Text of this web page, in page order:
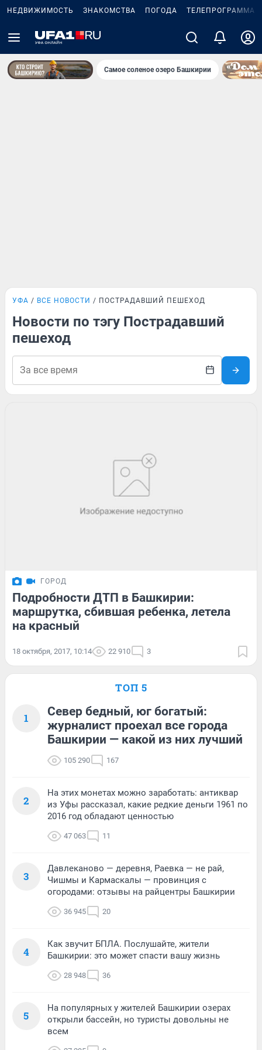
НЕДВИЖИМОСТЬ ЗНАКОМСТВА ПОГОДА ТЕЛЕПРОГРАММА
Самое соленое озеро Башкирии
УФА ВСЕ НОВОСТИ ПОСТРАДАВШИЙ ПЕШЕХОД
Новости по тэгу Пострадавший
пешеход
ГОРОД
Подробности ДТП в Башкирии:
маршрутка, сбившая ребенка, летела
на красный
18 октября, 2017, 10:14 22 910 3
ТОП 5
1
Север бедный, юг богатый:
журналист проехал все города
Башкирии — какой из них лучший
105 290 167
2
На этих монетах можно заработать: антиквар
из Уфы рассказал, какие редкие деньги 1961 по
2016 год обладают ценностью
47 063 11
3
Давлеканово — деревня, Раевка — не рай,
Чишмы и Кармаскалы — провинция с
огородами: отзывы на райцентры Башкирии
36 945 20
4
Как звучит БПЛА. Послушайте, жители
Башкирии: это может спасти вашу жизнь
28 948 36
5
На популярных у жителей Башкирии озерах
открыли бассейн, но туристы довольны не
всем